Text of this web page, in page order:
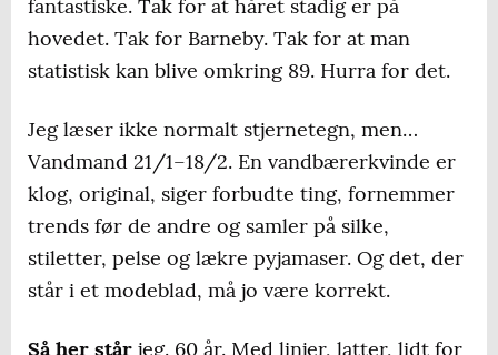
fantastiske. Tak for at håret stadig er på
hovedet. Tak for Barneby. Tak for at man
statistisk kan blive omkring 89. Hurra for det.
Jeg læser ikke normalt stjernetegn, men…
Vandmand 21/1–18/2. En vandbærerkvinde er
klog, original, siger forbudte ting, fornemmer
trends før de andre og samler på silke,
stiletter, pelse og lækre pyjamaser. Og det, der
står i et modeblad, må jo være korrekt.
Så her står jeg. 60 år. Med linjer, latter, lidt for